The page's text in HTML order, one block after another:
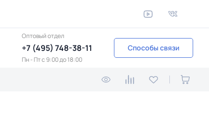
Оптовый отдел
+7 (495) 748-38-11
Пн - Пт c 9:00 до 18:00
Способы связи